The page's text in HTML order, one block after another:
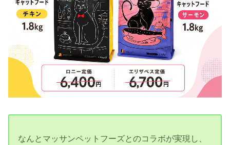
なんとマッサンペットフーズとのコラボが実現し、